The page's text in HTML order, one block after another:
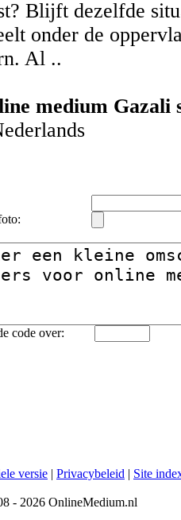
Blijft dezelfde
onder de
Al ..
medium Gazali
code over:
versie | Privacybeleid | Site
- 2026 OnlineMedium.nl